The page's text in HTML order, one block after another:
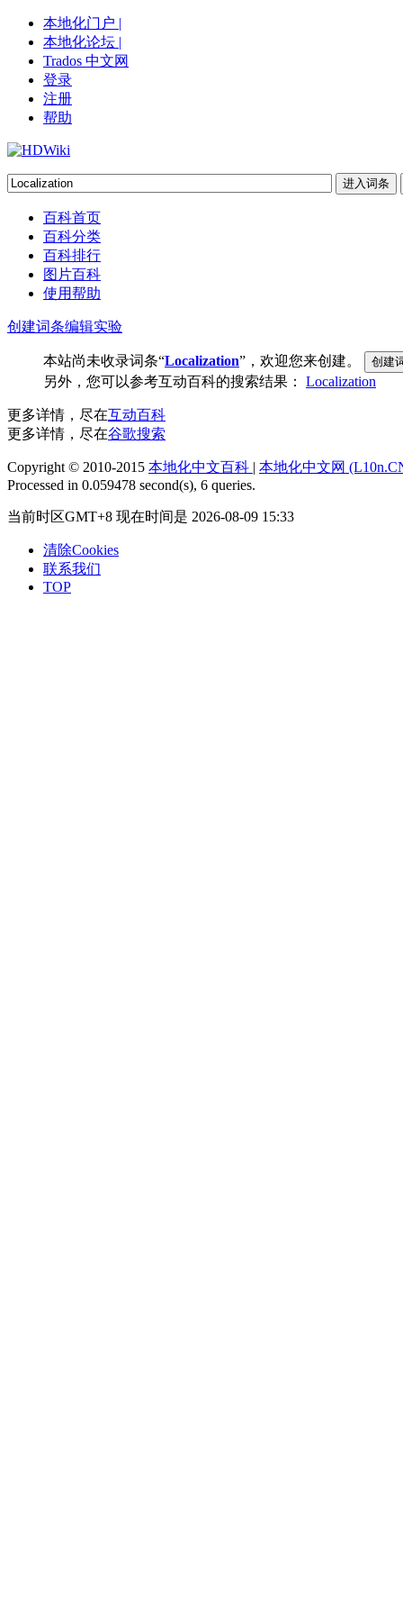
本地化门户 |
本地化论坛 |
Trados 中文网
登录
注册
帮助
百科首页
百科分类
百科排行
图片百科
使用帮助
创建词条编辑实验
本站尚未收录词条“Localization”，欢迎您来创建。
另外，您可以参考互动百科的搜索结果： Localization
更多详情，尽在互动百科
更多详情，尽在谷歌搜索
Copyright © 2010-2015 本地化中文百科 | 本地化中文网
Processed in 0.059478 second(s), 6 queries.
当前时区GMT+8 现在时间是 2026-08-09 15:33
清除Cookies
联系我们
TOP